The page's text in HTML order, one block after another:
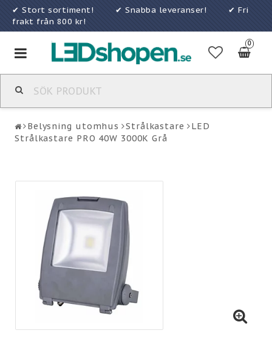
✔ Stort sortiment! ✔ Snabba leveranser! ✔ Fri
frakt från 800 kr!
0
Toggle
navigation
Belysning utomhus Strålkastare
LED
Strålkastare PRO 40W 3000K Grå